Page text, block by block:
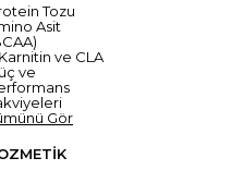
Tozu
Asit
ve CLA
ve
Gör